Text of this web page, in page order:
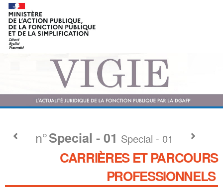
n°Special - 01 Special - 01
CARRIÈRES ET PARCOURS
PROFESSIONNELS